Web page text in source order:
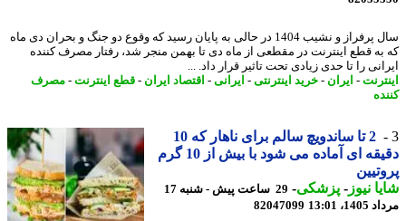
سال پرفراز و نشیب 1404 در حالی به پایان رسید که وقوع دو جنگ و بحران دی ماه
قطع اینترنت در مقطعی از ماه دی تا بهمن منجر شد، رفتار مصرف کننده
را تا حدی زیادی تحت تاثیر قرار داد. ...
-ایران - خرید اینترنتی-ایرانی- اقتصاد ایران - قطع اینترنت-مصرف
2 تا ساندویچ سالم برای ناهار که 10
دقیقه ای آماده می شود با بیش از 10 گرم
نیوز-پزشکی-
29 ساعت پیش - شنبه 17
13:01
82047099